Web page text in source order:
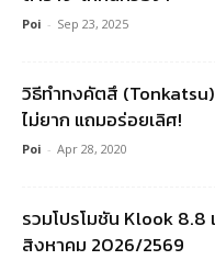
Poi - Sep 23, 2025
วิธีทำทงคัตสึ
ไม่ยาก แถมอร่อยเลิศ!
Poi - Apr 28, 2020
รวมโปรโมชัน Klook
สิงหาคม 2026/2569